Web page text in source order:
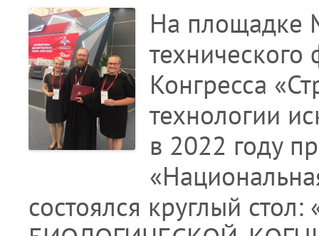
На площадке
Конгресса
технологии
в 2022 году
состоялся круглый